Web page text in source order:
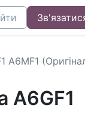
A6MF1
A6GF1